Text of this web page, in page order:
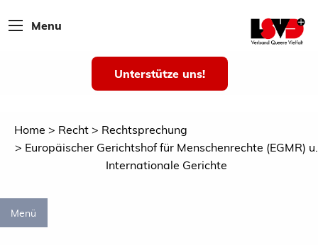
Menu
Unterstütze uns!
Home Recht
Rechtsprechung
Europäischer Gerichtshof für Menschenrechte (EGMR) u.
Internationale Gerichte
Menü